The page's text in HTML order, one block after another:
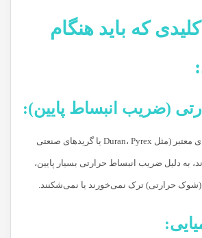
که باید هنگام
(ضریب انبساط پایین):
شیشه‌هایی که با برندهای معتبر (مثل Duran، Pyrex یا گریدهای صنعتی
به دلیل ضریب انبساط حرارتی بسیار پایین،
(شوک حرارتی) ترک نمی‌خورند یا نمی‌شکنند.